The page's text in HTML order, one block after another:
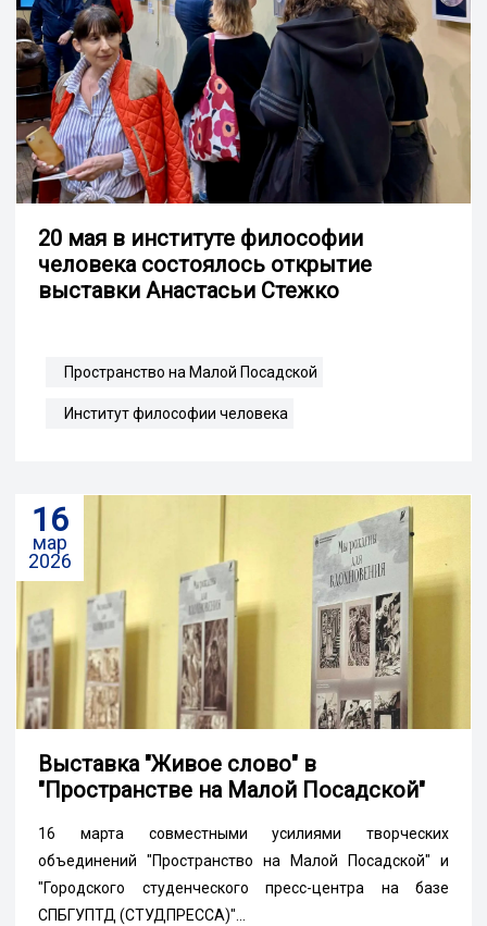
20 мая в институте философии
человека состоялось открытие
выставки Анастасьи Стежко
Пространство на Малой Посадской
Институт философии человека
16
мар
2026
Выставка "Живое слово" в
"Пространстве на Малой Посадской"
16 марта совместными усилиями творческих
объединений "Пространство на Малой Посадской" и
"Городского студенческого пресс-центра на базе
СПБГУПТД (СТУДПРЕССА)"...